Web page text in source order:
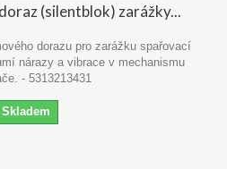
(silentblok) zarážky...
dorazu pro zarážku spařovací
nárazy a vibrace v mechanismu
- 5313213431
Skladem